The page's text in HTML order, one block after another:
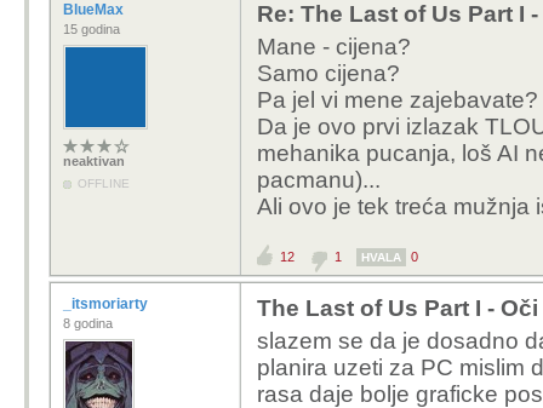
BlueMax
15 godina
neaktivan
OFFLINE
Re: The Last of Us Part I
Mane - cijena?
Samo cijena?
Pa jel vi mene zajebavate?
Da je ovo prvi izlazak
mehanika pucanja, loš AI
pacmanu)...
Ali ovo je tek treća mužnja
12 1 HVALA 0
_itsmoriarty
8 godina
The Last of Us Part I -
slazem se da je dosadno
planira uzeti za PC mislim
rasa daje bolje graficke